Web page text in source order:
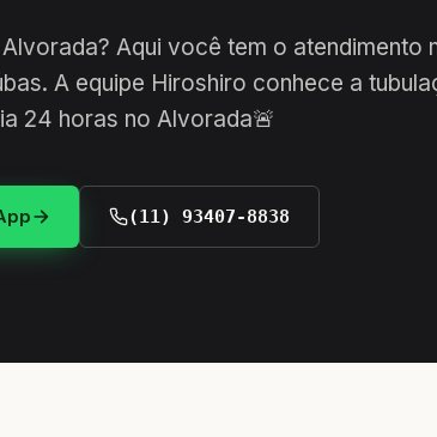
Aqui você tem o atendimento
A equipe Hiroshiro conhece a
24 horas no Alvorada🚨
(11) 93407-8838